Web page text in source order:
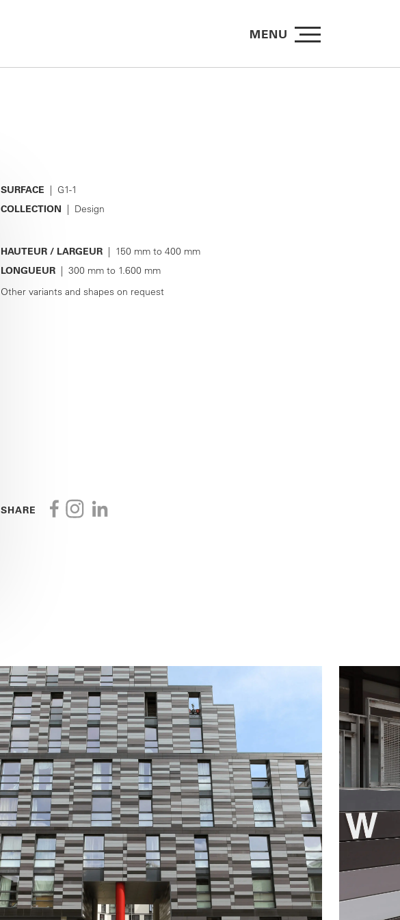
MENU
SURFACE | G1-1
COLLECTION | Design
HAUTEUR / LARGEUR | 150 mm to 400 mm
LONGUEUR | 300 mm to 1.600 mm
Other variants and shapes on request
SHARE